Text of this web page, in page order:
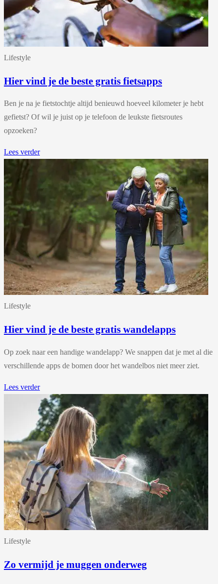
Lifestyle
Hier vind je de beste gratis fietsapps
Ben je na je fietstochtje altijd benieuwd hoeveel kilometer je hebt
gefietst? Of wil je juist op je telefoon de leukste fietsroutes
opzoeken?
Lees verder
Lifestyle
Hier vind je de beste gratis wandelapps
Op zoek naar een handige wandelapp? We snappen dat je met al die
verschillende apps de bomen door het wandelbos niet meer ziet.
Lees verder
Lifestyle
Zo vermijd je muggen onderweg